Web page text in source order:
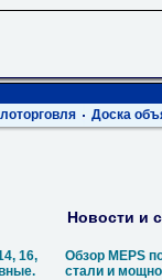
Доска
16,
Новости и
Обзор MEPS
стали и